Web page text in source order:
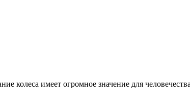
колеса имеет огромное значение для человечества